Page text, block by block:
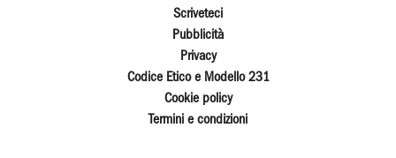
Scriveteci
Pubblicità
Privacy
Codice Etico e Modello 231
Cookie policy
Termini e condizioni